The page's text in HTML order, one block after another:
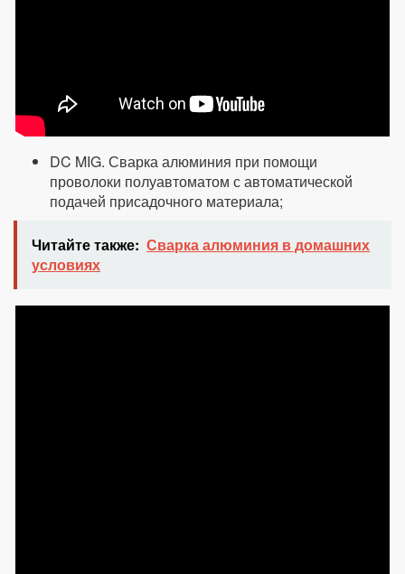
DC MIG. Сварка алюминия при помощи
проволоки полуавтоматом с автоматической
подачей присадочного материала;
Читайте также: Сварка алюминия в домашних
условиях